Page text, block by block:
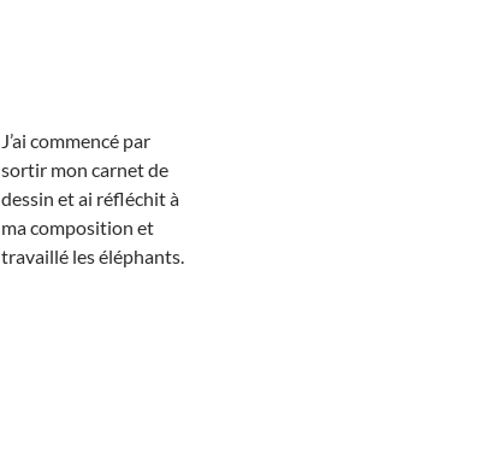
J’ai commencé par
sortir mon carnet de
dessin et ai réfléchit à
ma composition et
travaillé les éléphants.